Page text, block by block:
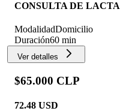
CONSULTA DE
ModalidadDomicilio
Duración60 min
Ver detalles
$65.000 CLP
72.48 USD